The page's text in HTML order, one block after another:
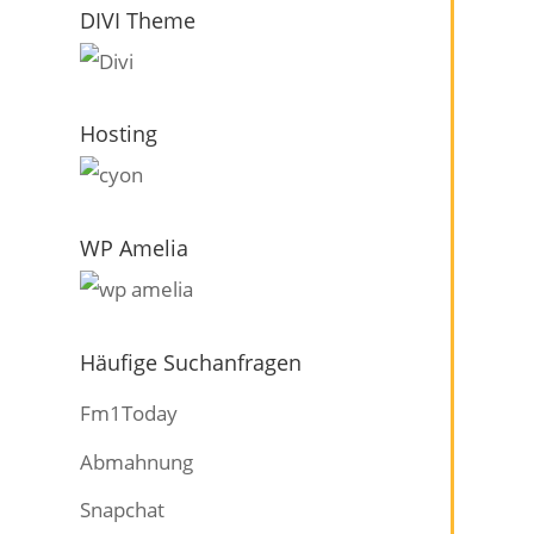
DIVI Theme
Hosting
WP Amelia
Häufige Suchanfragen
Fm1Today
Abmahnung
Snapchat